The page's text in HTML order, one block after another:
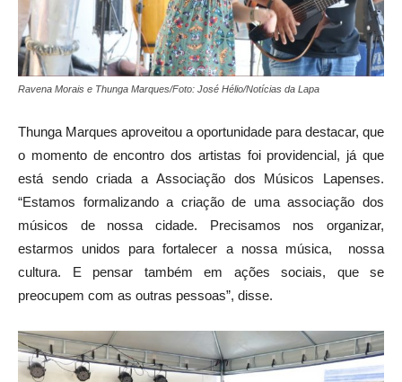
Ravena Morais e Thunga Marques/Foto: José Hélio/Notícias da Lapa
Thunga Marques aproveitou a oportunidade para destacar, que
o momento de encontro dos artistas foi providencial, já que
está sendo criada a Associação dos Músicos Lapenses.
“Estamos formalizando a criação de uma associação dos
músicos de nossa cidade. Precisamos nos organizar,
estarmos unidos para fortalecer a nossa música, nossa
cultura. E pensar também em ações sociais, que se
preocupem com as outras pessoas”, disse.